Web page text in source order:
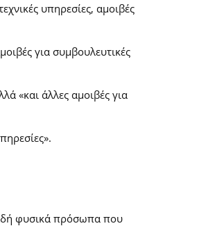
υπηρεσίες, αμοιβές
για συμβουλευτικές
«και άλλες αμοιβές για
φυσικά πρόσωπα που